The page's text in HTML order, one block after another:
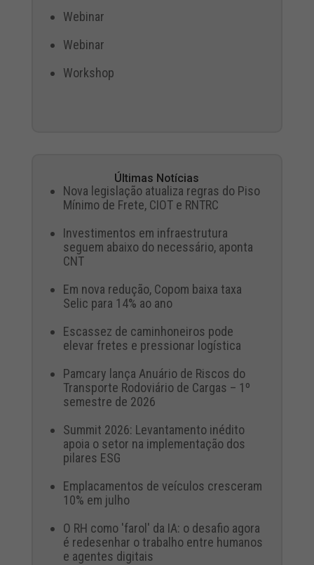
Webinar
Webinar
Workshop
Últimas Notícias
Nova legislação atualiza regras do Piso
Mínimo de Frete, CIOT e RNTRC
Investimentos em infraestrutura
seguem abaixo do necessário, aponta
CNT
Em nova redução, Copom baixa taxa
Selic para 14% ao ano
Escassez de caminhoneiros pode
elevar fretes e pressionar logística
Pamcary lança Anuário de Riscos do
Transporte Rodoviário de Cargas – 1º
semestre de 2026
Summit 2026: Levantamento inédito
apoia o setor na implementação dos
pilares ESG
Emplacamentos de veículos cresceram
10% em julho
O RH como 'farol' da IA: o desafio agora
é redesenhar o trabalho entre humanos
e agentes digitais